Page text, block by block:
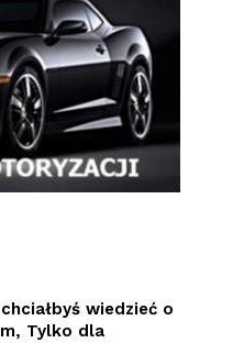
wiedzieć o
Tylko dla